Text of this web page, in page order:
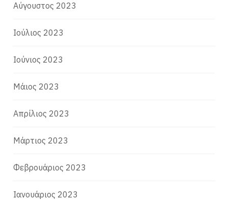
Αύγουστος 2023
Ιούλιος 2023
Ιούνιος 2023
Μάιος 2023
Απρίλιος 2023
Μάρτιος 2023
Φεβρουάριος 2023
Ιανουάριος 2023